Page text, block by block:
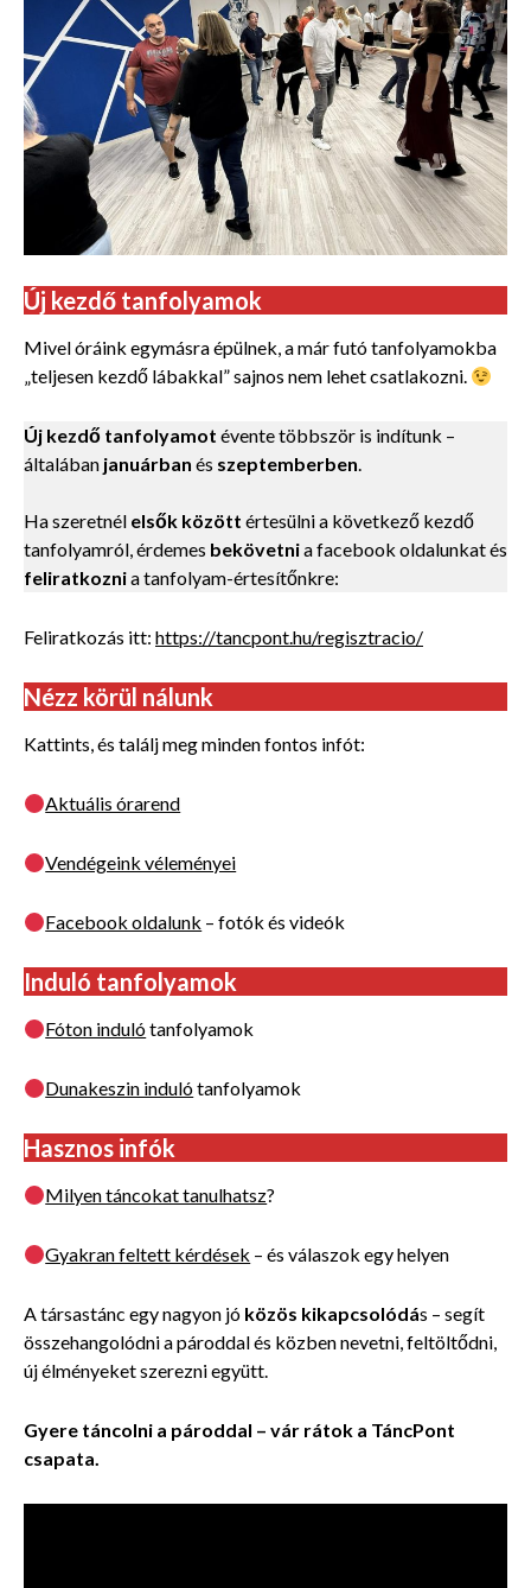
Új kezdő tanfolyamok
Mivel óráink egymásra épülnek, a már futó tanfolyamokba
„teljesen kezdő lábakkal” sajnos nem lehet csatlakozni.
Új kezdő tanfolyamot évente többször is indítunk –
általában januárban és szeptemberben.
Ha szeretnél elsők között értesülni a következő kezdő
tanfolyamról, érdemes bekövetnia facebook oldalunkat és
feliratkoznia tanfolyam-értesítőnkre:
Feliratkozás itt: https://tancpont.hu/regisztracio/
Nézz körül nálunk
Kattints, és találj meg minden fontos infót:
Aktuális órarend
Vendégeink véleményei
Facebook oldalunk – fotók és videók
Induló tanfolyamok
Fóton indulótanfolyamok
Dunakeszin indulótanfolyamok
Hasznos infók
Milyen táncokat tanulhatsz?
Gyakran feltett kérdések – és válaszok egy helyen
A társastánc egy nagyon jó közös kikapcsolódás – segít
összehangolódni a pároddal és közben nevetni, feltöltődni,
új élményeket szerezni együtt.
Gyere táncolni a pároddal – vár rátok a TáncPont
csapata.